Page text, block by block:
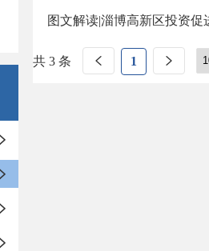
图文解读|淄博高新区投资
共 3 条 1